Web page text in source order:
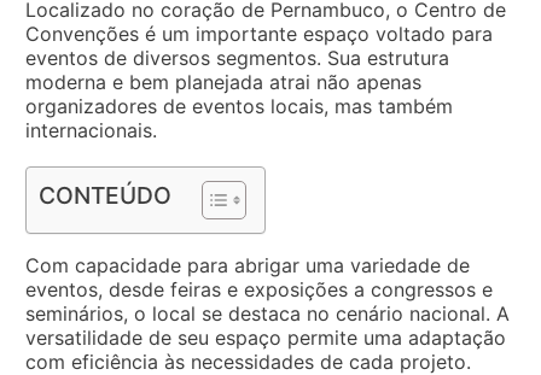
Localizado no coração de Pernambuco, o Centro de
Convenções é um importante espaço voltado para
eventos de diversos segmentos. Sua estrutura
moderna e bem planejada atrai não apenas
organizadores de eventos locais, mas também
internacionais.
CONTEÚDO
Com capacidade para abrigar uma variedade de
eventos, desde feiras e exposições a congressos e
seminários, o local se destaca no cenário nacional. A
versatilidade de seu espaço permite uma adaptação
com eficiência às necessidades de cada projeto.